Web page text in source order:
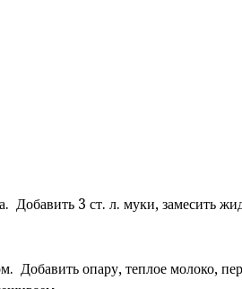
3 ст. л. муки, замесить
Добавить опару, теплое молоко,